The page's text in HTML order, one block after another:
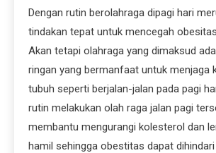
Dengan rutin berolahraga dipagi hari
tindakan tepat untuk mencegah
Akan tetapi olahraga yang dimaksud
ringan yang bermanfaat untuk menjaga
tubuh seperti berjalan-jalan pada pagi
rutin melakukan olah raga jalan pagi
membantu mengurangi kolesterol dan
hamil sehingga obestitas dapat dihindari